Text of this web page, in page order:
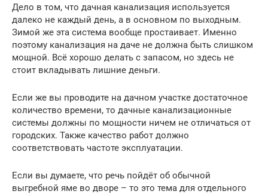
Дело в том, что дачная канализация используется
далеко не каждый день, а в основном по выходным.
Зимой же эта система вообще простаивает. Именно
поэтому канализация на даче не должна быть слишком
мощной. Всё хорошо делать с запасом, но здесь не
стоит вкладывать лишние деньги.
Если же вы проводите на дачном участке достаточное
количество времени, то дачные канализационные
системы должны по мощности ничем не отличаться от
городских. Также качество работ должно
соответствовать частоте эксплуатации.
Если вы думаете, что речь пойдёт об обычной
выгребной яме во дворе – то это тема для отдельного